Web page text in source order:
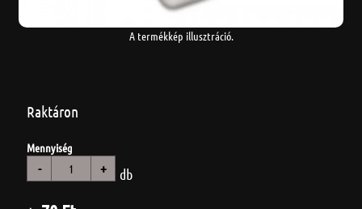
A termékkép illusztráció.
Raktáron
Mennyiség
- + db